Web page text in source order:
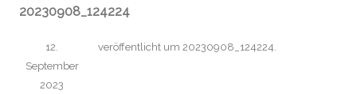
20230908_124224
veröffentlicht
12.
September
2023
um 20230908_124224.